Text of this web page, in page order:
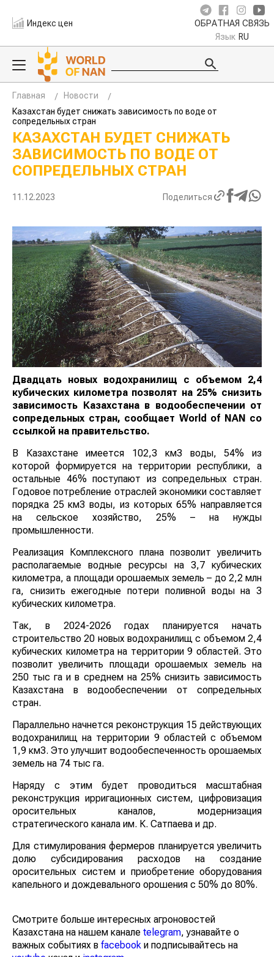
Индекс цен ОБРАТНАЯ СВЯЗЬ
Язык RU
Главная
Новости
Казахстан будет снижать зависимость по воде от
сопредельных стран
КАЗАХСТАН БУДЕТ СНИЖАТЬ
ЗАВИСИМОСТЬ ПО ВОДЕ ОТ
СОПРЕДЕЛЬНЫХ СТРАН
11.12.2023 Поделиться
Двадцать новых водохранилищ с объемом 2,4
кубических километра позволят на 25% снизить
зависимость Казахстана в водообеспечении от
сопредельных стран, сообщает World of NAN со
ссылкой на правительство.
В Казахстане имеется 102,3 км3 воды, 54% из
которой формируется на территории республики, а
остальные 46% поступают из сопредельных стран.
Годовое потребление отраслей экономики составляет
порядка 25 км3 воды, из которых 65% направляется
на сельское хозяйство, 25% – на нужды
промышленности.
Реализация Комплексного плана позволит увеличить
располагаемые водные ресурсы на 3,7 кубических
километра, а площади орошаемых земель – до 2,2 млн
га, снизить ежегодные потери поливной воды на 3
кубических километра.
Так, в 2024-2026 годах планируется начать
строительство 20 новых водохранилищ с объемом 2,4
кубических километра на территории 9 областей. Это
позволит увеличить площади орошаемых земель на
250 тыс га и в среднем на 25% снизить зависимость
Казахстана в водообеспечении от сопредельных
стран.
Параллельно начнется реконструкция 15 действующих
водохранилищ на территории 9 областей с объемом
1,9 км3. Это улучшит водообеспеченность орошаемых
земель на 74 тыс га.
Наряду с этим будет проводиться масштабная
реконструкция ирригационных систем, цифровизация
оросительных каналов, модернизация
стратегического канала им. К. Сатпаева и др.
Для стимулирования фермеров планируется увеличить
долю субсидирования расходов на создание
оросительных систем и приобретение оборудования
капельного и дождевального орошения с 50% до 80%.
Смотрите больше интересных агроновостей
Казахстана на нашем канале telegram, узнавайте о
важных событиях в facebook и подписывайтесь на